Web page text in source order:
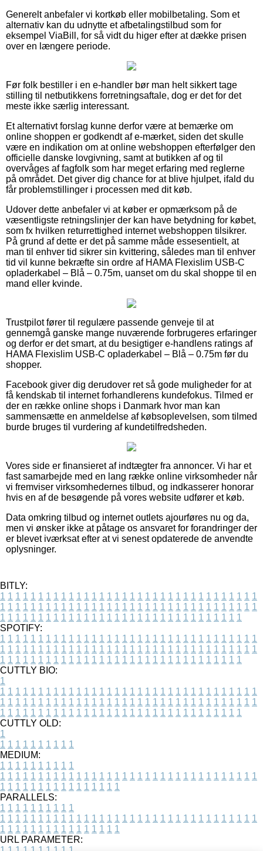
Generelt anbefaler vi kortkøb eller mobilbetaling. Som et
alternativ kan du udnytte et afbetalingstilbud som for
eksempel ViaBill, for så vidt du higer efter at dække prisen
over en længere periode.
Før folk bestiller i en e-handler bør man helt sikkert tage
stilling til netbutikkens forretningsaftale, dog er det for det
meste ikke særlig interessant.
Et alternativt forslag kunne derfor være at bemærke om
online shoppen er godkendt af e-mærket, siden det skulle
være en indikation om at online webshoppen efterfølger den
officielle danske lovgivning, samt at butikken af og til
overvåges af fagfolk som har meget erfaring med reglerne
på området. Det giver dig chance for at blive hjulpet, ifald du
får problemstillinger i processen med dit køb.
Udover dette anbefaler vi at køber er opmærksom på de
væsentligste retningslinjer der kan have betydning for købet,
som fx hvilken returrettighed internet webshoppen tilsikrer.
På grund af dette er det på samme måde essesentielt, at
man til enhver tid sikrer sin kvittering, således man til enhver
tid vil kunne bekræfte sin ordre af HAMA Flexislim USB-C
opladerkabel – Blå – 0.75m, uanset om du skal shoppe til en
mand eller kvinde.
Trustpilot fører til regulære passende genveje til at
gennemgå ganske mange nuværende forbrugeres erfaringer
og derfor er det smart, at du besigtiger e-handlens ratings af
HAMA Flexislim USB-C opladerkabel – Blå – 0.75m før du
shopper.
Facebook giver dig derudover ret så gode muligheder for at
få kendskab til internet forhandlerens kundefokus. Tilmed er
der en række online shops i Danmark hvor man kan
sammensætte en anmeldelse af købsoplevelsen, som tilmed
burde bruges til vurdering af kundetilfredsheden.
Vores side er finansieret af indtægter fra annoncer. Vi har et
fast samarbejde med en lang række online virksomheder når
vi fremviser virksomhedernes tilbud, og indkasserer honorar
hvis en af de besøgende på vores website udfører et køb.
Data omkring tilbud og internet outlets ajourføres nu og da,
men vi ønsker ikke at påtage os ansvaret for forandringer der
er blevet iværksat efter at vi senest opdaterede de anvendte
oplysninger.
BITLY:
1 1 1 1 1 1 1 1 1 1 1 1 1 1 1 1 1 1 1 1 1 1 1 1 1 1 1 1 1 1 1 1 1 1
1 1 1 1 1 1 1 1 1 1 1 1 1 1 1 1 1 1 1 1 1 1 1 1 1 1 1 1 1 1 1 1 1 1
1 1 1 1 1 1 1 1 1 1 1 1 1 1 1 1 1 1 1 1 1 1 1 1 1 1 1 1 1 1 1 1
SPOTIFY:
1 1 1 1 1 1 1 1 1 1 1 1 1 1 1 1 1 1 1 1 1 1 1 1 1 1 1 1 1 1 1 1 1 1
1 1 1 1 1 1 1 1 1 1 1 1 1 1 1 1 1 1 1 1 1 1 1 1 1 1 1 1 1 1 1 1 1 1
1 1 1 1 1 1 1 1 1 1 1 1 1 1 1 1 1 1 1 1 1 1 1 1 1 1 1 1 1 1 1 1
CUTTLY BIO:
1
1 1 1 1 1 1 1 1 1 1 1 1 1 1 1 1 1 1 1 1 1 1 1 1 1 1 1 1 1 1 1 1 1 1
1 1 1 1 1 1 1 1 1 1 1 1 1 1 1 1 1 1 1 1 1 1 1 1 1 1 1 1 1 1 1 1 1 1
1 1 1 1 1 1 1 1 1 1 1 1 1 1 1 1 1 1 1 1 1 1 1 1 1 1 1 1 1 1 1 1
CUTTLY OLD:
1
1 1 1 1 1 1 1 1 1 1
MEDIUM:
1 1 1 1 1 1 1 1 1 1
1 1 1 1 1 1 1 1 1 1 1 1 1 1 1 1 1 1 1 1 1 1 1 1 1 1 1 1 1 1 1 1 1 1
1 1 1 1 1 1 1 1 1 1 1 1 1 1 1 1
PARALLELS:
1 1 1 1 1 1 1 1 1 1
1 1 1 1 1 1 1 1 1 1 1 1 1 1 1 1 1 1 1 1 1 1 1 1 1 1 1 1 1 1 1 1 1 1
1 1 1 1 1 1 1 1 1 1 1 1 1 1 1 1
URL PARAMETER: